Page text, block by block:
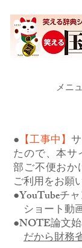
メニ
● 【工事中】
たので、本
部ご不便おか
ご利用をお願
●YouTubeチ
ショート動
●NOTE論文
だから財務